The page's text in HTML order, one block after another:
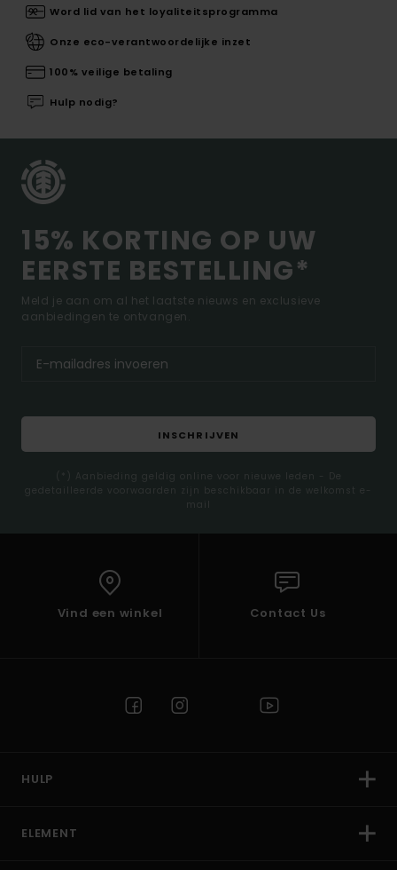
Word lid van het loyaliteitsprogramma
Onze eco-verantwoordelijke inzet
100% veilige betaling
Hulp nodig?
15% KORTING OP UW
EERSTE BESTELLING*
Meld je aan om al het laatste nieuws en exclusieve
aanbiedingen te ontvangen.
INSCHRIJVEN
(*) Aanbieding geldig online voor nieuwe leden - De
gedetailleerde voorwaarden zijn beschikbaar in de welkomst e-
mail
Vind een winkel Contact Us
HULP
ELEMENT